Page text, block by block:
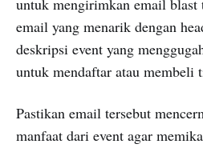
email yang menarik dengan
deskripsi event yang
untuk mendaftar atau membeli
Pastikan email tersebut
manfaat dari event agar